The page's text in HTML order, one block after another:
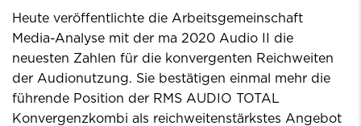
Heute veröffentlichte die Arbeitsgemeinschaft
Media-Analyse mit der ma 2020 Audio II die
neuesten Zahlen für die konvergenten Reichweiten
der Audionutzung. Sie bestätigen einmal mehr die
führende Position der RMS AUDIO TOTAL
Konvergenzkombi als reichweitenstärkstes Angebot